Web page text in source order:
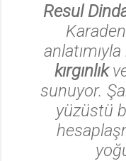
Resul
kırgınlık
sunuyor.
yüzüstü